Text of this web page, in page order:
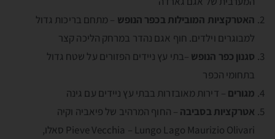
האטרקציות המובילות בכפר הנופש – מתחם בריכות גדול
למבוגרים וילדים. חוף אגם נהדר במרחק הליכה קצר
סגנון כפר הנופש –בתי עץ ניידים הפזורים על שטח גדול
בתחומי הכפר
מגורים – דירות מאובזרות בבתי עץ ניידים עם גינה
אטרקציות בסביבה – החוף המרהיב של פיאביה וקיה
Pieve Vecchia – Lungo Lago Maurizio Olivari סאלו,